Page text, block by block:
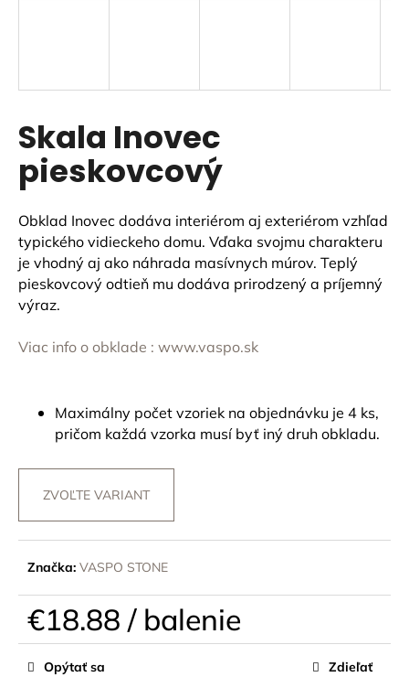
Skala Inovec
pieskovcový
Obklad Inovec dodáva interiérom aj exteriérom vzhľad
typického vidieckeho domu. Vďaka svojmu charakteru
je vhodný aj ako náhrada masívnych múrov. Teplý
pieskovcový odtieň mu dodáva prirodzený a príjemný
výraz.
Viac info o obklade : www.vaspo.sk
Maximálny počet vzoriek na objednávku je 4 ks,
pričom každá vzorka musí byť iný druh obkladu.
ZVOĽTE VARIANT
Značka: VASPO STONE
€18.88 / balenie
Jednotková
cena:Opýtať sa Zdieľať
ť
?
HĽADAŤ
O
d
o
e